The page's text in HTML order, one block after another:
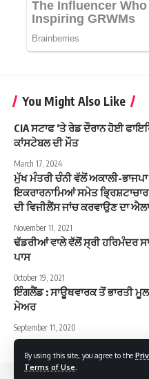
By using this site, you agree to the
Terms of Use
You Might Also Like
CIA ਸਟਾਫ ‘ਤੇ ਰੇਡ ਦੌਰਾਨ ਹੋਈ
ਕਾਂਸਟੇਬਲ ਦੀ ਮੌਤ
March 17, 2024
ਮੁੱਖ ਮੰਤਰੀ ਚੰਨੀ ਵੱਲੋਂ ਅਕਾਲੀ-
ਇਕਰਾਰਨਾਮਿਆਂ ਸਮੇਤ
ਦੀ ਵਿਜੀਲੈਂਸ ਜਾਂਚ ਕਰਵਾਉਣ ਦਾ
November 11, 2021
ਢੱਡਰੀਆਂ ਵਾਲੇ ਵੱਲੋਂ ਸ੍ਰੀ ਹਰਿਮੰਦਰ
ਪਾਸ
October 19, 2021
ਇੰਗਲੈਂਡ : ਸਾਊਥਵਾਰਕ ਤੋਂ ਭਾਰਤੀ
ਮੇਅਰ
September 11, 2020